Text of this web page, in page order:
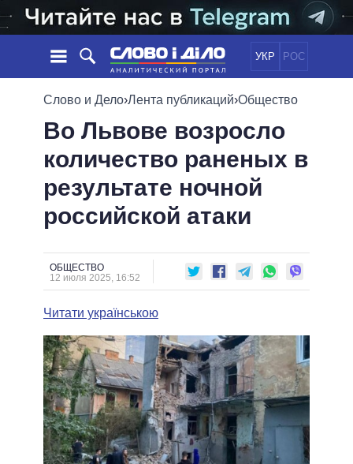
УКР РОС
НОВОСТИ
ЛЕНТА
СОБЫТИЯ
СТАТЬИ
МНЕНИЯ
ОБЗОРЫ
ДАЙДЖЕСТЫ
ПОЛИТИКА
ЭКОНОМИКА
ОБЩЕСТВО
ОБЕЩАНИЯ
ПОЛИТИКИ
ВСЕ ПОЛИТИКИ
ПРЕЗИДЕНТ И ОФИС
ВЕРХОВНАЯ РАДА
КАБИНЕТ МИНИСТРОВ
МЭРЫ
ВСЕ ПЕРСОНЫ
ИНФОГРАФИКА
ПОДДЕРЖАТЬ
СРАВНЕНИЕ ПОЛИТИКОВ
Слово и Дело›Лента публикаций›Общество
Во Львове возросло
количество раненых в
результате ночной
российской атаки
ОБЩЕСТВО
12 июля 2025, 16:52
Читати українською